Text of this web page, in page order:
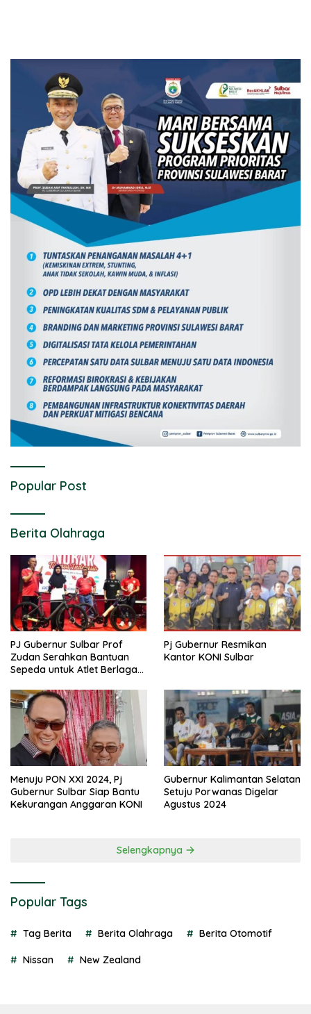
Popular Post
Berita Olahraga
PJ Gubernur Sulbar Prof
Zudan Serahkan Bantuan
Sepeda untuk Atlet Berlaga
Pj Gubernur Resmikan
Kantor KONI Sulbar
Menuju PON XXI 2024, Pj
Gubernur Sulbar Siap Bantu
Kekurangan Anggaran KONI
Gubernur Kalimantan Selatan
Setuju Porwanas Digelar
Agustus 2024
Selengkapnya
Popular Tags
Tag Berita Berita Olahraga Berita Otomotif
Nissan New Zealand